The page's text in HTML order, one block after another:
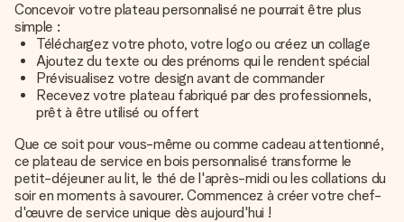
Concevoir votre plateau personnalisé ne pourrait être plus
simple :
Téléchargez votre photo, votre logo ou créez un collage
Ajoutez du texte ou des prénoms qui le rendent spécial
Prévisualisez votre design avant de commander
Recevez votre plateau fabriqué par des professionnels,
prêt à être utilisé ou offert
Que ce soit pour vous-même ou comme cadeau attentionné,
ce plateau de service en bois personnalisé transforme le
petit-déjeuner au lit, le thé de l'après-midi ou les collations du
soir en moments à savourer. Commencez à créer votre chef-
d'œuvre de service unique dès aujourd'hui !